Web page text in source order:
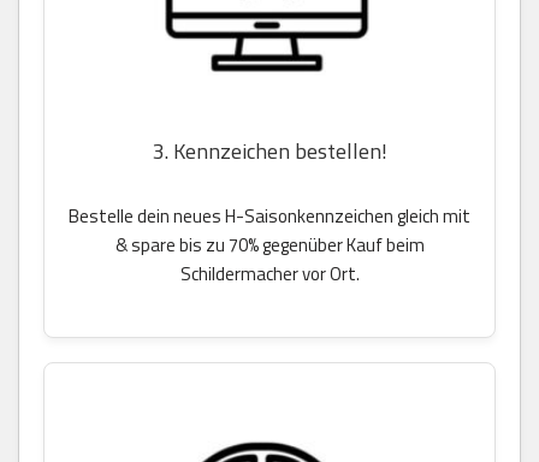
3. Kennzeichen bestellen!
Bestelle dein neues H-Saisonkennzeichen gleich mit
& spare bis zu 70% gegenüber Kauf beim
Schildermacher vor Ort.